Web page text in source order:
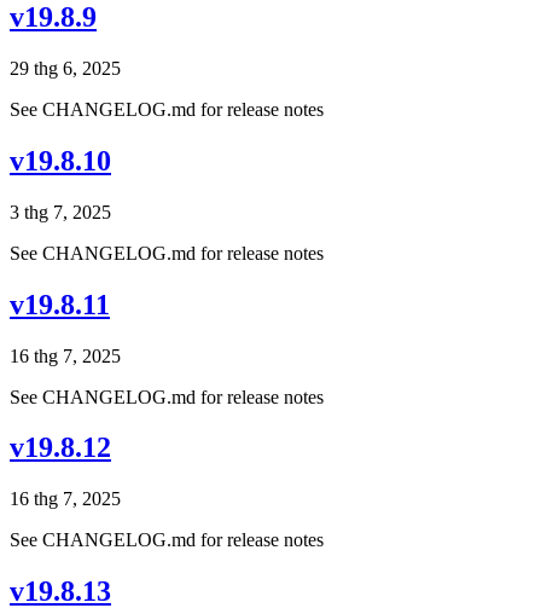
v19.8.9
29 thg 6, 2025
See CHANGELOG.md for release notes
v19.8.10
3 thg 7, 2025
See CHANGELOG.md for release notes
v19.8.11
16 thg 7, 2025
See CHANGELOG.md for release notes
v19.8.12
16 thg 7, 2025
See CHANGELOG.md for release notes
v19.8.13